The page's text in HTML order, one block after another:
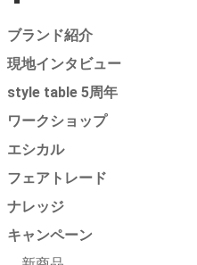
ブランド紹介
現地インタビュー
style table 5周年
ワークショップ
エシカル
フェアトレード
ナレッジ
キャンペーン